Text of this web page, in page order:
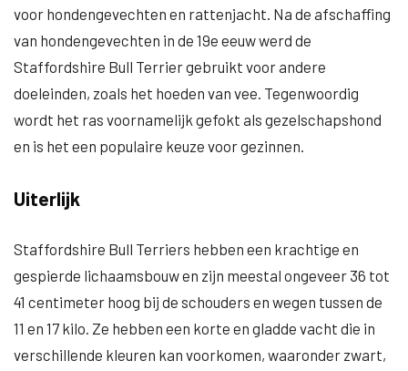
voor hondengevechten en rattenjacht. Na de afschaffing
van hondengevechten in de 19e eeuw werd de
Staffordshire Bull Terrier gebruikt voor andere
doeleinden, zoals het hoeden van vee. Tegenwoordig
wordt het ras voornamelijk gefokt als gezelschapshond
en is het een populaire keuze voor gezinnen.
Uiterlijk
Staffordshire Bull Terriers hebben een krachtige en
gespierde lichaamsbouw en zijn meestal ongeveer 36 tot
41 centimeter hoog bij de schouders en wegen tussen de
11 en 17 kilo. Ze hebben een korte en gladde vacht die in
verschillende kleuren kan voorkomen, waaronder zwart,